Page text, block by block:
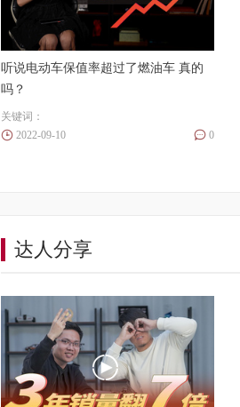
听说电动车保值率超过了燃油车 真的
吗？
关键词：
2022-09-10
0
达人分享